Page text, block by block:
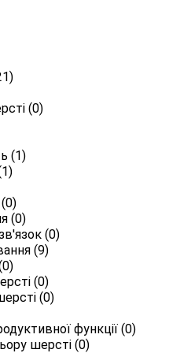
(0)
(1)
(0)
(0)
(0)
(9)
(0)
(0)
функції (0)
шерсті (0)